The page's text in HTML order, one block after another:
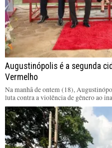
Augustinópolis é a segunda
Vermelho
Na manhã de ontem (18),
luta contra a violência de gênero ao